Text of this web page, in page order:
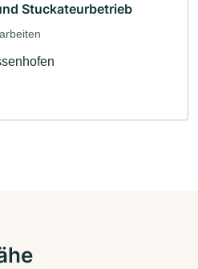
Stuckateurbetrieb